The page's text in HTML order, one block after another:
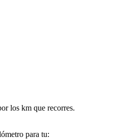
los km que recorres.
para tu: